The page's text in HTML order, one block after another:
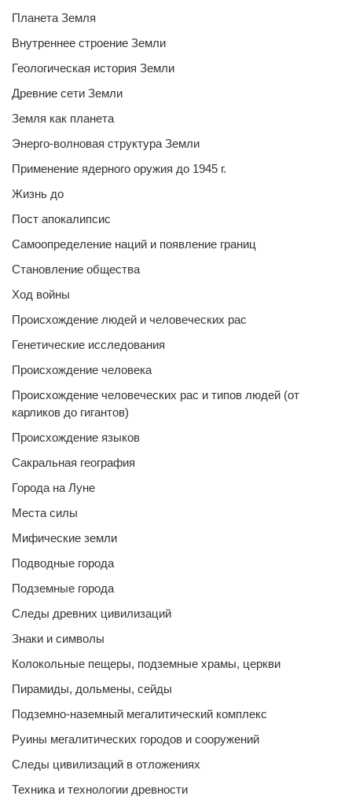
Планета Земля
Внутреннее строение Земли
Геологическая история Земли
Древние сети Земли
Земля как планета
Энерго-волновая структура Земли
Применение ядерного оружия до 1945 г.
Жизнь до
Пост апокалипсис
Самоопределение наций и появление границ
Становление общества
Ход войны
Происхождение людей и человеческих рас
Генетические исследования
Происхождение человека
Происхождение человеческих рас и типов людей (от
карликов до гигантов)
Происхождение языков
Сакральная география
Города на Луне
Места силы
Мифические земли
Подводные города
Подземные города
Следы древних цивилизаций
Знаки и символы
Колокольные пещеры, подземные храмы, церкви
Пирамиды, дольмены, сейды
Подземно-наземный мегалитический комплекс
Руины мегалитических городов и сооружений
Следы цивилизаций в отложениях
Техника и технологии древности